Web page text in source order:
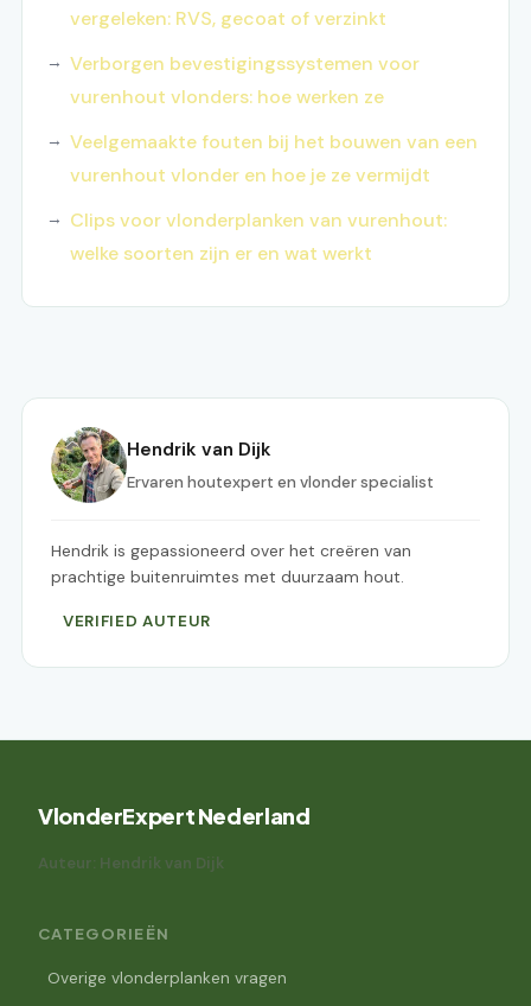
vergeleken: RVS, gecoat of verzinkt
Verborgen bevestigingssystemen voor
vurenhout vlonders: hoe werken ze
Veelgemaakte fouten bij het bouwen van een
vurenhout vlonder en hoe je ze vermijdt
Clips voor vlonderplanken van vurenhout:
welke soorten zijn er en wat werkt
Hendrik van Dijk
Ervaren houtexpert en vlonder specialist
Hendrik is gepassioneerd over het creëren van
prachtige buitenruimtes met duurzaam hout.
VERIFIED AUTEUR
VlonderExpert Nederland
Auteur: Hendrik van Dijk
CATEGORIEËN
Overige vlonderplanken vragen